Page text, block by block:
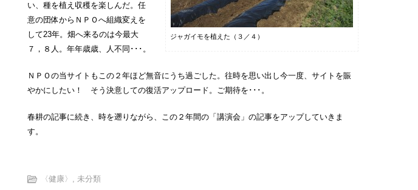
ジャガイモを植えた（３／４）
い、種を植え収穫を楽しんだ。任
意の団体からＮＰＯへ組織変えを
して23年。畑へ来るのは今最大
７，８人。年年歳歳、人不同･･･。
ＮＰＯの当サイトもこの２年ほど無音にうち過ごした。往時を思い出し今一度、サイトを賑
やかにしたい！ そう決意しての復活アップロード。ご期待を･･･。
春耕の記事に続き、時を遡りながら、この２年間の「講演会」の記事をアップしていきま
す。
〈健康〉 , 未分類